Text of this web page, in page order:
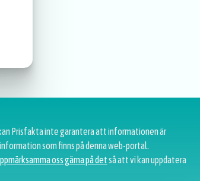
Prisfakta inte garantera att informationen är
som finns på denna web-portal.
oss gärna på detså att vi kan uppdatera